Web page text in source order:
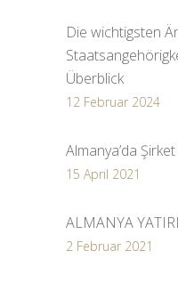
Die wichtigsten
Überblick
12 Februar 2024
Almanya’da
15 April 2021
ALMANYA
2 Februar 2021